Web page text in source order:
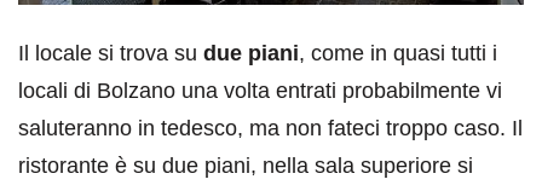
Il locale si trova su due piani, come in quasi tutti i
locali di Bolzano una volta entrati probabilmente vi
saluteranno in tedesco, ma non fateci troppo caso. Il
ristorante è su due piani, nella sala superiore si